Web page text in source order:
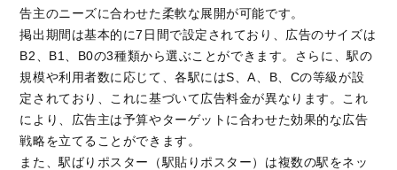
告主のニーズに合わせた柔軟な展開が可能です。
掲出期間は基本的に7日間で設定されており、広告のサイズは
B2、B1、B0の3種類から選ぶことができます。さらに、駅の
規模や利用者数に応じて、各駅にはS、A、B、Cの等級が設
定されており、これに基づいて広告料金が異なります。これ
により、広告主は予算やターゲットに合わせた効果的な広告
戦略を立てることができます。
また、駅ばりポスター（駅貼りポスター）は複数の駅をネッ